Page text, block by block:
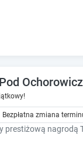
Bezpłatna zmiana